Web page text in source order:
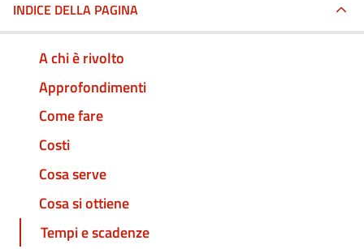
INDICE DELLA PAGINA
A chi è rivolto
Approfondimenti
Come fare
Costi
Cosa serve
Cosa si ottiene
Tempi e scadenze